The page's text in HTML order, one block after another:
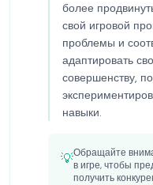
более
свой игровой
проблемы и
адаптировать
совершенству,
навыки.
💡Обращайте
в игре, чтобы
получить